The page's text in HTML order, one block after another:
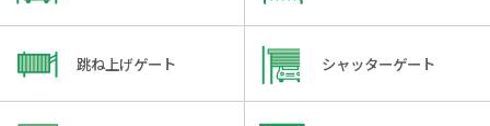
跳ね上げゲート シャッターゲート